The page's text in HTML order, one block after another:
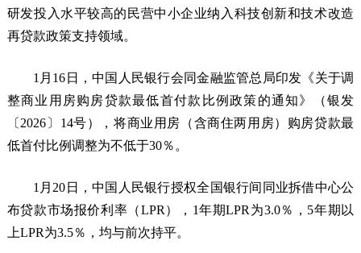
研发投入水平较高的民营中小企业纳入科技创新和技术改造
再贷款政策支持领域。
1月16日，中国人民银行会同金融监管总局印发《关于调
整商业用房购房贷款最低首付款比例政策的通知》（银发
〔2026〕14号），将商业用房（含商住两用房）购房贷款最
低首付比例调整为不低于30％。
1月20日，中国人民银行授权全国银行间同业拆借中心公
布贷款市场报价利率（LPR），1年期LPR为3.0％，5年期以
上LPR为3.5％，均与前次持平。